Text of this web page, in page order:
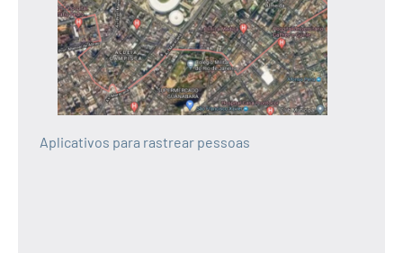
Aplicativos para rastrear pessoas